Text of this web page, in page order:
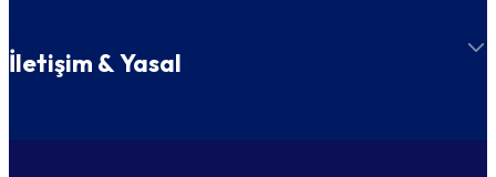
İletişim & Yasal